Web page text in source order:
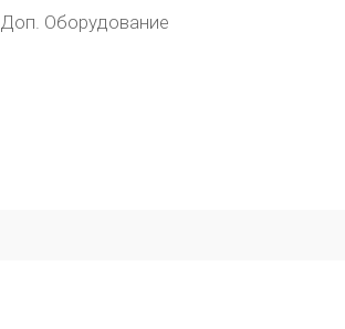
Доп. Оборудование